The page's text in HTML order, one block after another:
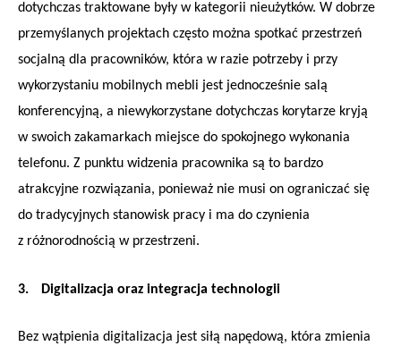
dotychczas traktowane były w kategorii nieużytków. W dobrze
przemyślanych projektach często można spotkać przestrzeń
socjalną dla pracowników, która w razie potrzeby i przy
wykorzystaniu mobilnych mebli jest jednocześnie salą
konferencyjną, a niewykorzystane dotychczas korytarze kryją
w swoich zakamarkach miejsce do spokojnego wykonania
telefonu. Z punktu widzenia pracownika są to bardzo
atrakcyjne rozwiązania, ponieważ nie musi on ograniczać się
do tradycyjnych stanowisk pracy i ma do czynienia
z różnorodnością w przestrzeni.
3. Digitalizacja oraz integracja technologii
Bez wątpienia digitalizacja jest siłą napędową, która zmienia